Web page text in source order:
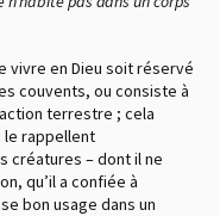
vivre en Dieu soit réservé
couvents, ou consiste à
terrestre ; cela
le rappellent
créatures – dont il ne
qu’il a confiée à
bon usage dans un